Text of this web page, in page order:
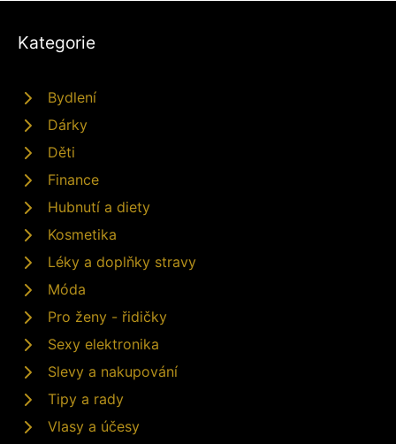
Kategorie
Bydlení
Dárky
Děti
Finance
Hubnutí a diety
Kosmetika
Léky a doplňky stravy
Móda
Pro ženy - řidičky
Sexy elektronika
Slevy a nakupování
Tipy a rady
Vlasy a účesy